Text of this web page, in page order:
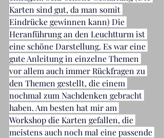
Karten sind gut, da man somit
Eindrücke gewinnen kann) Die
Heranführung an den Leuchtturm ist
eine schöne Darstellung. Es war eine
gute Anleitung in einzelne Themen
vor allem auch immer Rückfragen zu
den Themen gestellt, die einem
nochmal zum Nachdenken gebracht
haben. Am besten hat mir am
Workshop die Karten gefallen, die
meistens auch noch mal eine passende